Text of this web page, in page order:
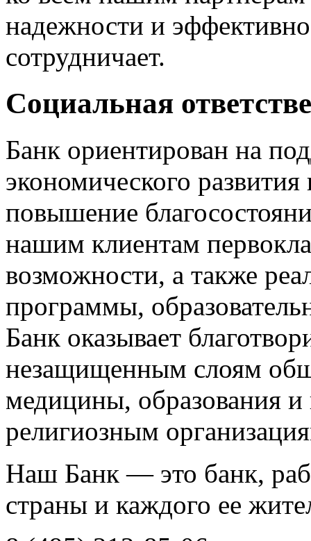
надежности и
сотрудничает.
Социальная
Банк ориентирован на
экономического
повышение
нашим клиентам
возможности, а также
программы,
Банк оказывает
незащищенным слоям
медицины, образования
религиозным
Наш Банк — это банк,
cтраны и каждого ее